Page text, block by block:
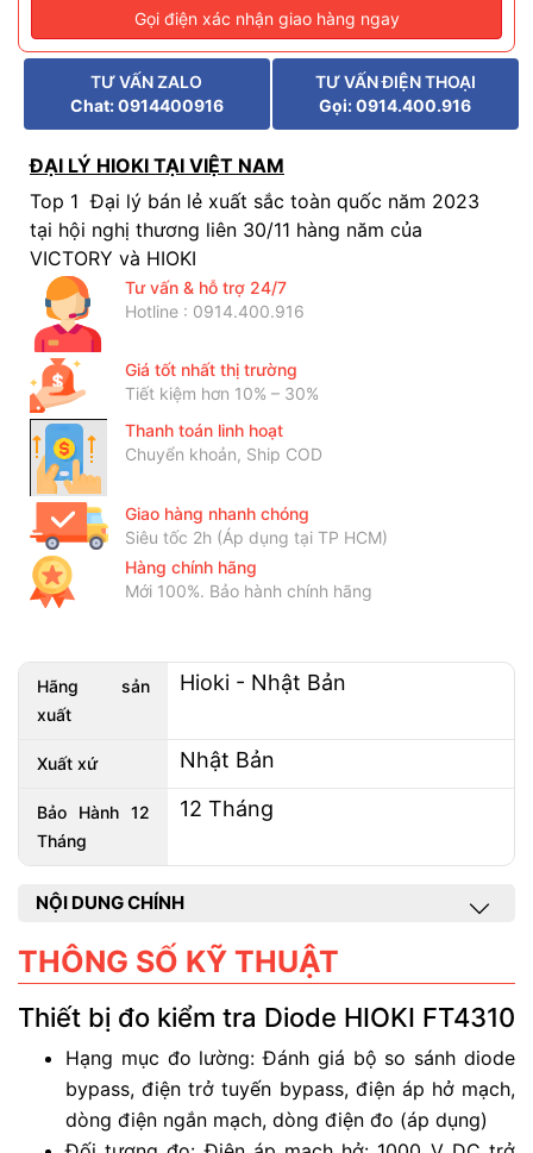
Gọi điện xác nhận giao hàng ngay
TƯ VẤN ZALO
Chat: 0914400916
TƯ VẤN ĐIỆN THOẠI
Gọi: 0914.400.916
ĐẠI LÝ HIOKI TẠI VIỆT NAM
Top 1 Đại lý bán lẻ xuất sắc toàn quốc năm 2023
tại hội nghị thương liên 30/11 hàng năm của
VICTORY và HIOKI
Tư vấn & hỗ trợ 24/7
Hotline : 0914.400.916
Giá tốt nhất thị trường
Tiết kiệm hơn 10% – 30%
Thanh toán linh hoạt
Chuyển khoản, Ship COD
Giao hàng nhanh chóng
Siêu tốc 2h (Áp dụng tại TP HCM)
Hàng chính hãng
Mới 100%. Bảo hành chính hãng
Hãng sản
xuất
Hioki - Nhật Bản
Xuất xứ Nhật Bản
Bảo Hành 12
Tháng
12 Tháng
NỘI DUNG CHÍNH
THÔNG SỐ KỸ THUẬT
Thiết bị đo kiểm tra Diode HIOKI FT4310
Hạng mục đo lường: Đánh giá bộ so sánh diode
bypass, điện trở tuyến bypass, điện áp hở mạch,
dòng điện ngắn mạch, dòng điện đo (áp dụng)